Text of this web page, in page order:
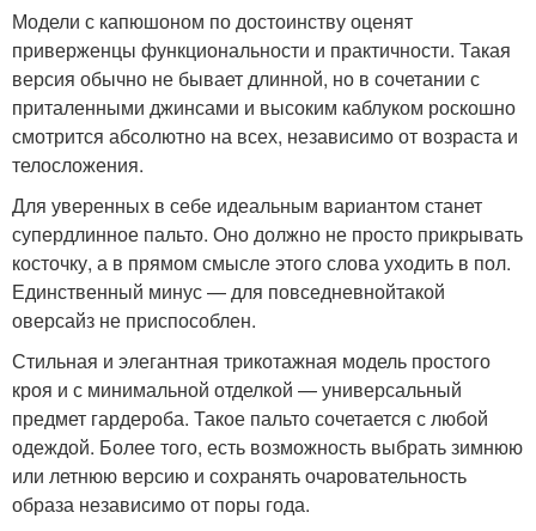
Модели с капюшоном по достоинству оценят
приверженцы функциональности и практичности. Такая
версия обычно не бывает длинной, но в сочетании с
приталенными джинсами и высоким каблуком роскошно
смотрится абсолютно на всех, независимо от возраста и
телосложения.
Для уверенных в себе идеальным вариантом станет
супердлинное пальто. Оно должно не просто прикрывать
косточку, а в прямом смысле этого слова уходить в пол.
Единственный минус — для повседневнойтакой
оверсайз не приспособлен.
Стильная и элегантная трикотажная модель простого
кроя и с минимальной отделкой — универсальный
предмет гардероба. Такое пальто сочетается с любой
одеждой. Более того, есть возможность выбрать зимнюю
или летнюю версию и сохранять очаровательность
образа независимо от поры года.